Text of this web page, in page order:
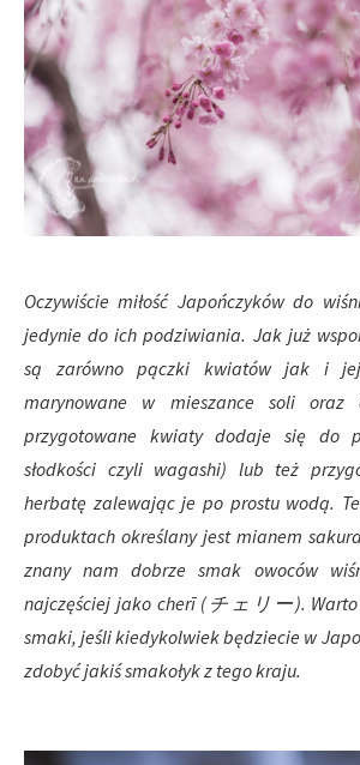
Oczywiście miłość Japończyków do
jedynie do ich podziwiania. Jak już
są zarówno pączki kwiatów jak i jej
marynowane w mieszance soli
przygotowane kwiaty dodaje się do
słodkości czyli wagashi) lub też
herbatę zalewając je po prostu wodą.
produktach określany jest mianem
znany nam dobrze smak owoców
najczęściej jako cherī (チェリー).
smaki, jeśli kiedykolwiek będziecie w
zdobyć jakiś smakołyk z tego kraju.